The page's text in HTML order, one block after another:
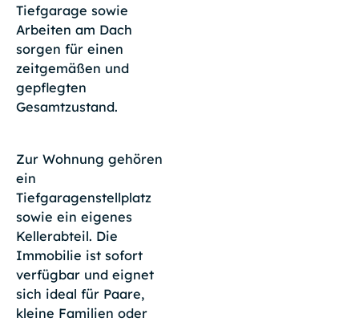
Tiefgarage sowie
Arbeiten am Dach
sorgen für einen
zeitgemäßen und
gepflegten
Gesamtzustand.
Zur Wohnung gehören
ein
Tiefgaragenstellplatz
sowie ein eigenes
Kellerabteil. Die
Immobilie ist sofort
verfügbar und eignet
sich ideal für Paare,
kleine Familien oder